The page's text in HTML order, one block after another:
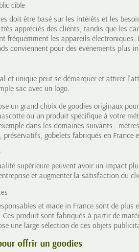
cible
doit être basé sur les intérêts et les
très appréciés des clients, tandis que les
fréquemment les appareils
conviennent pour des événements plus
et unique peut se démarquer et attirer
sac avec un logo.
un grand choix de goodies originaux
ou un produit spécifique à votre
dans les domaines suivants :
préservatifs, gobelets fabriqués en France
supérieure peuvent avoir un impact
et augmenter la satisfaction du
et made in France sont de
Ces produit sont fabriqués à partir de
une large sélection de ces objets
offrir un goodies